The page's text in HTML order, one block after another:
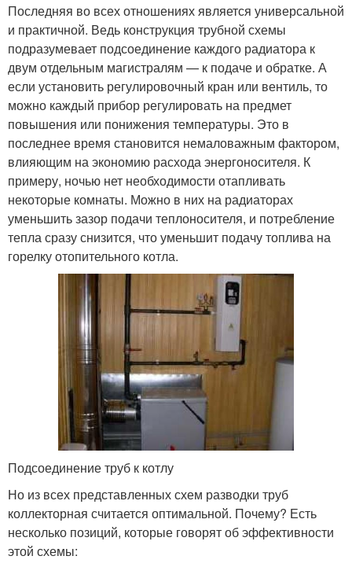
Последняя во всех отношениях является универсальной
и практичной. Ведь конструкция трубной схемы
подразумевает подсоединение каждого радиатора к
двум отдельным магистралям — к подаче и обратке. А
если установить регулировочный кран или вентиль, то
можно каждый прибор регулировать на предмет
повышения или понижения температуры. Это в
последнее время становится немаловажным фактором,
влияющим на экономию расхода энергоносителя. К
примеру, ночью нет необходимости отапливать
некоторые комнаты. Можно в них на радиаторах
уменьшить зазор подачи теплоносителя, и потребление
тепла сразу снизится, что уменьшит подачу топлива на
горелку отопительного котла.
Подсоединение труб к котлу
Но из всех представленных схем разводки труб
коллекторная считается оптимальной. Почему? Есть
несколько позиций, которые говорят об эффективности
этой схемы: